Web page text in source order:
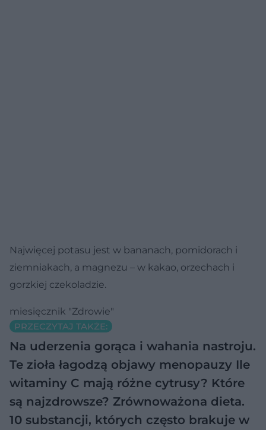
Najwięcej potasu jest w bananach, pomidorach i
ziemniakach, a magnezu – w kakao, orzechach i
gorzkiej czekoladzie.
miesięcznik "Zdrowie"
PRZECZYTAJ TAKŻE:
Na uderzenia gorąca i wahania nastroju.
Te zioła łagodzą objawy menopauzy Ile
witaminy C mają różne cytrusy? Które
są najzdrowsze? Zrównoważona dieta.
10 substancji, których często brakuje w